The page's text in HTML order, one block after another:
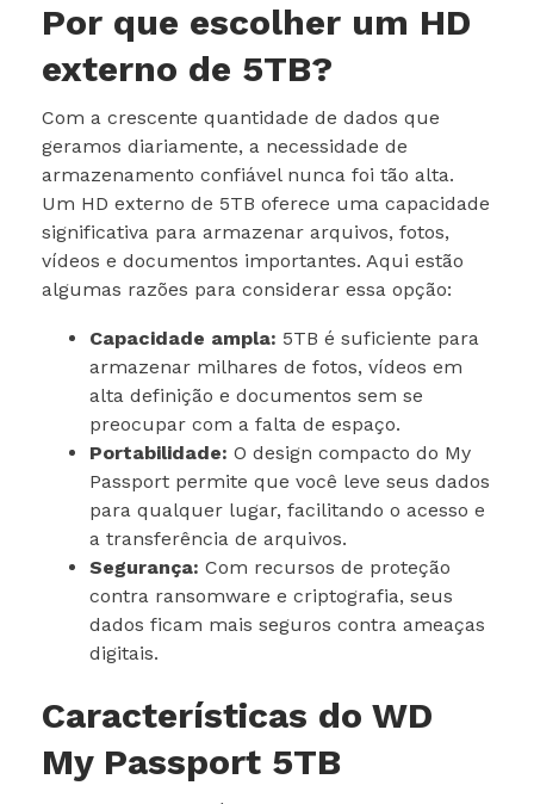
Por que escolher um HD
externo de 5TB?
Com a crescente quantidade de dados que
geramos diariamente, a necessidade de
armazenamento confiável nunca foi tão alta.
Um HD externo de 5TB oferece uma capacidade
significativa para armazenar arquivos, fotos,
vídeos e documentos importantes. Aqui estão
algumas razões para considerar essa opção:
Capacidade ampla: 5TB é suficiente para
armazenar milhares de fotos, vídeos em
alta definição e documentos sem se
preocupar com a falta de espaço.
Portabilidade: O design compacto do My
Passport permite que você leve seus dados
para qualquer lugar, facilitando o acesso e
a transferência de arquivos.
Segurança: Com recursos de proteção
contra ransomware e criptografia, seus
dados ficam mais seguros contra ameaças
digitais.
Características do WD
My Passport 5TB